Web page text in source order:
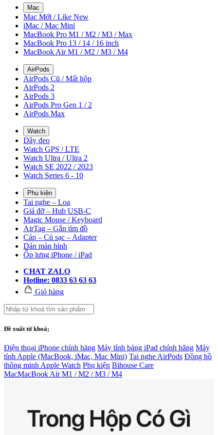
Mac
Mac Mới / Like New
iMac / Mac Mini
MacBook Pro M1 / M2 / M3 / Max
MacBook Pro 13 / 14 / 16 inch
MacBook Air M1 / M2 / M3 / M4
AirPods
AirPods Cũ / Mất hộp
AirPods 2
AirPods 3
AirPods Pro Gen 1 / 2
AirPods Max
Watch
Dây đeo
Watch GPS / LTE
Watch Ultra / Ultra 2
Watch SE 2022 / 2023
Watch Series 6 - 10
Phụ kiện
Tai nghe – Loa
Giá đỡ – Hub USB-C
Magic Mouse / Keyboard
AirTag – Gắn tìm đồ
Cáp – Củ sạc – Adapter
Dán màn hình
Ốp lưng iPhone / iPad
CHAT ZALO
Hotline: 0833 63 63 63
Giỏ hàng
Đề xuất từ khoá;
Điện thoại iPhone chính hãng Máy tính bảng iPad chính hãng Máy
tính Apple (MacBook, iMac, Mac Mini) Tai nghe AirPods Đồng hồ
thông minh Apple Watch Phụ kiện Bihouse Care
MacMacBook Air M1 / M2 / M3 / M4